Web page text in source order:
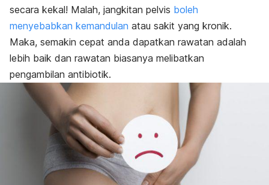
secara kekal! Malah, jangkitan pelvis boleh
menyebabkan kemandulan atau sakit yang kronik.
Maka, semakin cepat anda dapatkan rawatan adalah
lebih baik dan rawatan biasanya melibatkan
pengambilan antibiotik.